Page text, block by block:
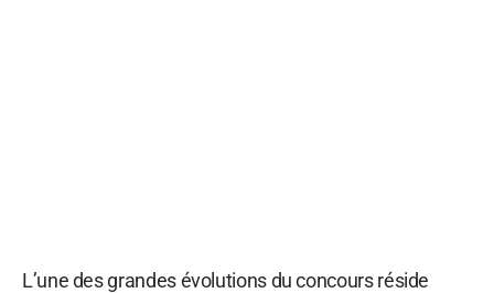
L’une des grandes évolutions du concours réside